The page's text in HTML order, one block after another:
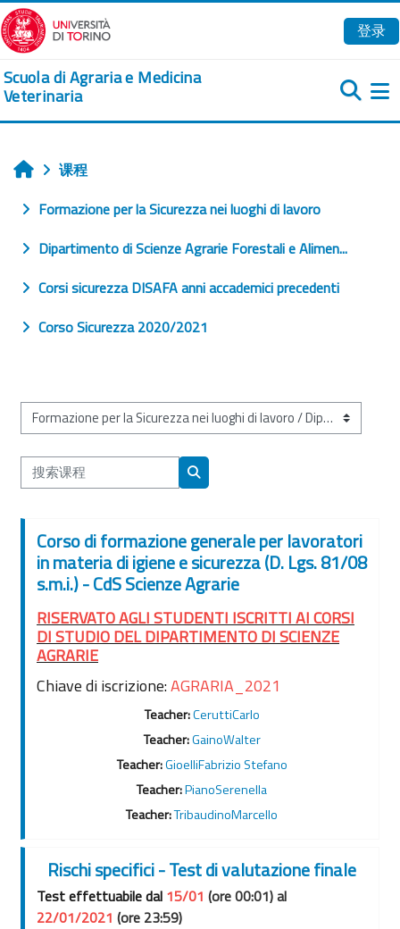
跳到主要内容
登录
Scuola di Agraria e Medicina
Veterinaria
首页课程
Formazione per la Sicurezza nei luoghi di lavoro
Dipartimento di Scienze Agrarie Forestali e Alimen...
Corsi sicurezza DISAFA anni accademici precedenti
Corso Sicurezza 2020/2021
课程类别
搜索课程
搜索课程
Corso di formazione generale per lavoratori
in materia di igiene e sicurezza (D. Lgs. 81/08
s.m.i.) - CdS Scienze Agrarie
RISERVATO AGLI STUDENTI ISCRITTI AI CORSI
DI STUDIO DEL DIPARTIMENTO DI SCIENZE
AGRARIE
Chiave di iscrizione:AGRARIA_2021
Teacher:CeruttiCarlo
Teacher:GainoWalter
Teacher:GioelliFabrizio Stefano
Teacher:PianoSerenella
Teacher:TribaudinoMarcello
Rischi specifici - Test di valutazione finale
Test effettuabile dal 15/01 (ore 00:01)al
22/01/2021 (ore 23:59)